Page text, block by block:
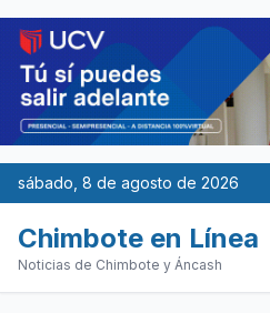
sábado, 8 de agosto de 2026
Chimbote en Línea
Noticias de Chimbote y Áncash